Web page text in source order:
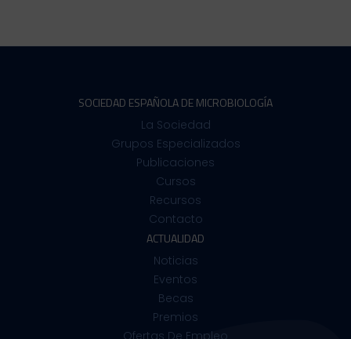
SOCIEDAD ESPAÑOLA DE MICROBIOLOGÍA
La Sociedad
Grupos Especializados
Publicaciones
Cursos
Recursos
Contacto
ACTUALIDAD
Noticias
Eventos
Becas
Premios
Ofertas De Empleo